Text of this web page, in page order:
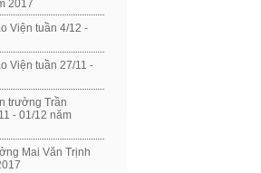
2017
Viện tuần 4/12 -
Viện tuần 27/11 -
trưởng Trần
- 01/12 năm
Mai Văn Trịnh